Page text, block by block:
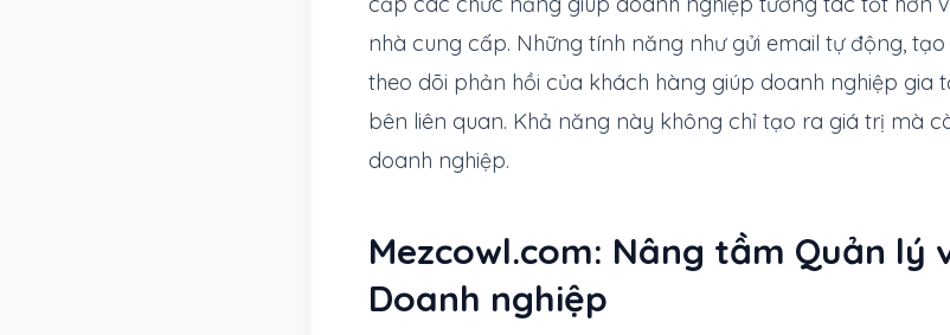
nhà cung cấp. Những tính năng như gửi email tự động,
theo dõi phản hồi của khách hàng giúp doanh nghiệp gia
bên liên quan. Khả năng này không chỉ tạo ra giá trị mà
doanh nghiệp.
Mezcowl.com: Nâng tầm Quản lý
Doanh nghiệp